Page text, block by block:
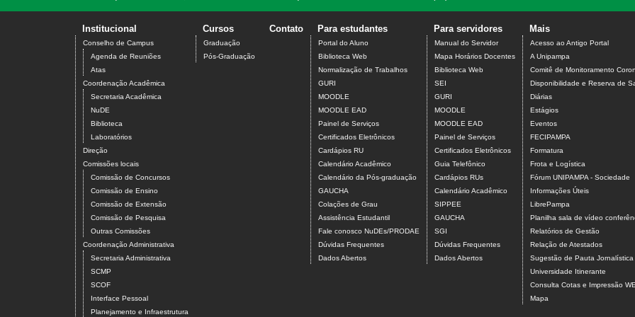
Institucional
Conselho de Campus
Agenda de Reuniões
Atas
Coordenação Acadêmica
Secretaria Acadêmica
NuDE
Biblioteca
Laboratórios
Direção
Comissões locais
Comissão de Concursos
Comissão de Ensino
Comissão de Extensão
Comissão de Pesquisa
Outras Comissões
Coordenação Administrativa
Secretaria Administrativa
SCMP
SCOF
Interface Pessoal
Planejamento e Infraestrutura
Cursos
Graduação
Pós-Graduação
Contato Para estudantes
Portal do Aluno
Biblioteca Web
Normalização de Trabalhos
GURI
MOODLE
MOODLE EAD
Painel de Serviços
Certificados Eletrônicos
Cardápios RU
Calendário Acadêmico
Calendário da Pós-graduação
GAUCHA
Colações de Grau
Assistência Estudantil
Fale conosco NuDEs/PRODAE
Dúvidas Frequentes
Dados Abertos
Para servidores
Manual do Servidor
Mapa Horários Docentes
Biblioteca Web
SEI
GURI
MOODLE
MOODLE EAD
Painel de Serviços
Certificados Eletrônicos
Guia Telefônico
Cardápios RUs
Calendário Acadêmico
SIPPEE
GAUCHA
SGI
Dúvidas Frequentes
Dados Abertos
Mais
Acesso ao Antigo Portal
A Unipampa
Comitê de Monitoramento
Disponibilidade e Reserva de
Diárias
Estágios
Eventos
FECIPAMPA
Formatura
Frota e Logística
Fórum UNIPAMPA - Sociedade
Informações Úteis
LibrePampa
Planilha sala de vídeo
Relatórios de Gestão
Relação de Atestados
Sugestão de Pauta Jornalística
Universidade Itinerante
Consulta Cotas e Impressão
Mapa